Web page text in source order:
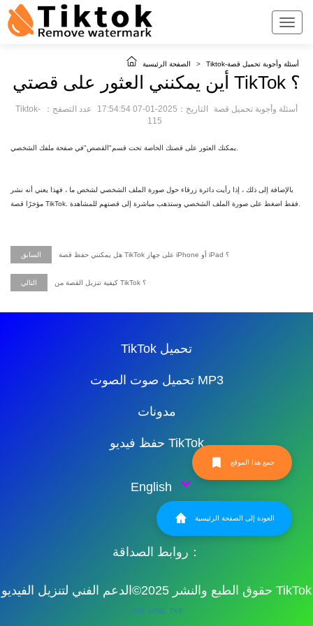
الصفحة الرئيسية > Tiktok-أسئلة وأجوبة تحميل قصة
أين يمكنني العثور على قصتي TikTok ؟
Tiktok-أسئلة وأجوبة تحميل قصة التاريخ：2025-01-07 17:54:54
عدد التصفح：
115
بالإضافة إلى ذلك ، إذا رأيت دائرة زرقاء حول صورة الملف الشخصي لشخص ما ، فهذا يعني أنه نشر
السابق هل يمكنني حفظ قصة TikTok على جهاز iPhone أو iPad ؟
التالي كيفية تنزيل القصة من TikTok ؟
TikTok تحميل
تحميل صوت الصوت MP3
مدونات
حفظ فيديو TikTok
English
روابط الصداقة：
حقوق الطبع والنشر 2025©الدعم الفني لتنزيل الفيديو TikTok
XML HTML TXT
جمع هذا الموقع
العودة إلى الصفحة الرئيسية